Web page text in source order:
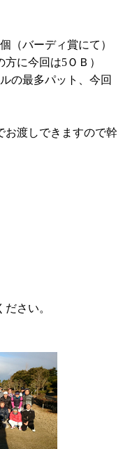
バーディ賞にて）
に今回は5ＯＢ）
の最多パット、今回
お渡しできますので幹
さい。